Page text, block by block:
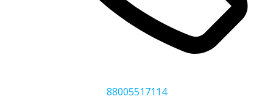
88005517114